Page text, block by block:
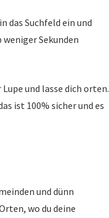
das Suchfeld ein und
Sekunden
Lupe und lasse dich orten.
ist 100% sicher und es
und dünn
wo du deine